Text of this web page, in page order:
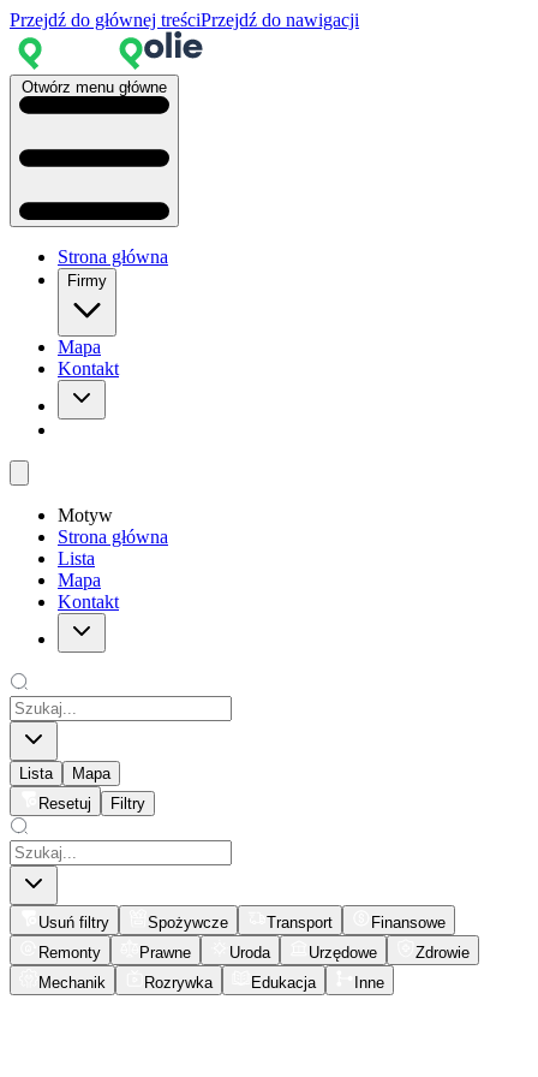
Przejdź do głównej treściPrzejdź do nawigacji
Otwórz menu główne
Strona główna
Firmy
Mapa
Kontakt
Motyw
Strona główna
Lista
Mapa
Kontakt
Lista
Mapa
Resetuj
Filtry
Usuń filtry Spożywcze Transport
Finansowe
Remonty
Prawne Uroda Urzędowe
Zdrowie
Mechanik
Rozrywka Edukacja Inne